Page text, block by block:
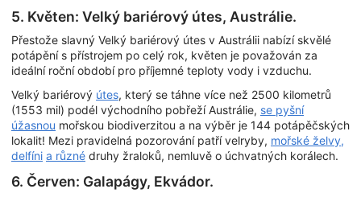
5. Květen: Velký bariérový útes, Austrálie.
Přestože slavný Velký bariérový útes v Austrálii nabízí skvělé
potápění s přístrojem po celý rok, květen je považován za
ideální roční období pro příjemné teploty vody i vzduchu.
Velký bariérový útes, který se táhne více než 2500 kilometrů
(1553 mil) podél východního pobřeží Austrálie, se pyšní
úžasnou mořskou biodiverzitou a na výběr je 144 potápěčských
lokalit! Mezi pravidelná pozorování patří velryby, mořské želvy,
delfíni a různé druhy žraloků, nemluvě o úchvatných korálech.
6. Červen: Galapágy, Ekvádor.